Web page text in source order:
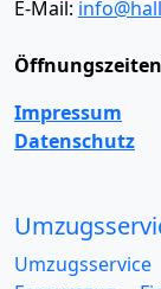
E-Mail:
Impressum
Datenschutz
Umzugsservice